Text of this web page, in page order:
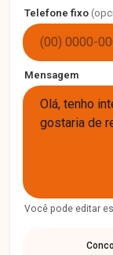
Telefone fixo
Mensagem
Você pode editar